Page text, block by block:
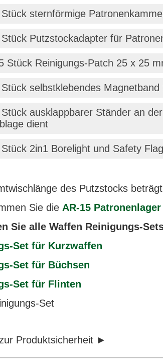
sternförmige
Putzstockadapter für
Stück Reinigungs-Patch 25 x 25
selbstklebendes
ausklappbarer Ständer an
dient
2in1 Borelight und Safety Flag
des Putzstocks
Sie die AR-15
Sie alle Waffen Reinigungs-
Set für Kurzwaffen
Set für Büchsen
Set für Flinten
Set
Produktsicherheit